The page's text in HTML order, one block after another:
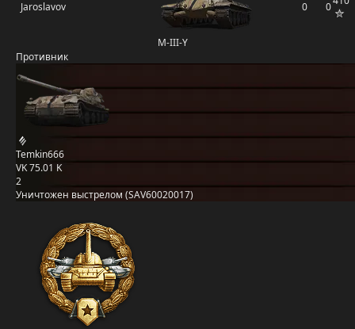
Jaroslavov
M-III-Y
0 0
Противник
Temkin666
VK 75.01 K
2
Уничтожен выстрелом (SAV60020017)